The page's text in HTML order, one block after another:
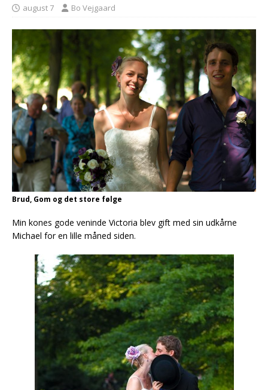
august 7 Bo Vejgaard
Brud, Gom og det store følge
Min kones gode veninde Victoria blev gift med sin udkårne
Michael for en lille måned siden.